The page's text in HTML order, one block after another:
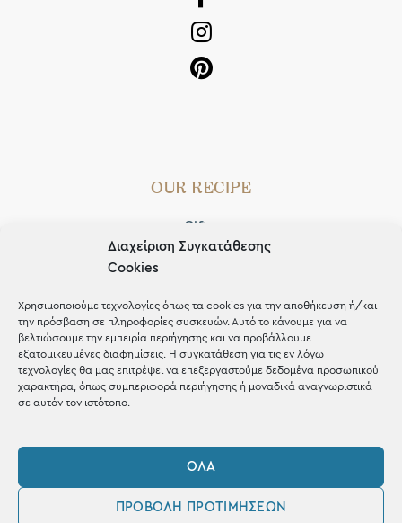
Διαχείριση Συγκατάθεσης
Cookies
Χρησιμοποιούμε τεχνολογίες όπως τα cookies για την αποθήκευση ή/και
την πρόσβαση σε πληροφορίες συσκευών. Αυτό το κάνουμε για να
βελτιώσουμε την εμπειρία περιήγησης και να προβάλλουμε
εξατομικευμένες διαφημίσεις. Η συγκατάθεση για τις εν λόγω
τεχνολογίες θα μας επιτρέψει να επεξεργαστούμε δεδομένα προσωπικού
χαρακτήρα, όπως συμπεριφορά περιήγησης ή μοναδικά αναγνωριστικά
σε αυτόν τον ιστότοπο.
ΌΛΑ
ΠΡΟΒΟΛΉ ΠΡΟΤΙΜΉΣΕΩΝ
OUR RECIPE
Gifts
Μέχρι 30€
Shop the look
Σταθά 17, 38221 Βόλος
2421 217300